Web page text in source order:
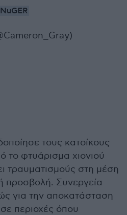
τους κατοίκους
το φτυάρισμα χιονιού
τραυματισμούς στη μέση
προσβολή. Συνεργεία
για την αποκατάσταση
περιοχές όπου